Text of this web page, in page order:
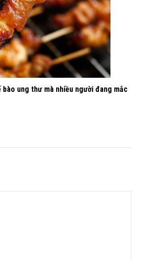
bào ung thư mà nhiều người đang mắc